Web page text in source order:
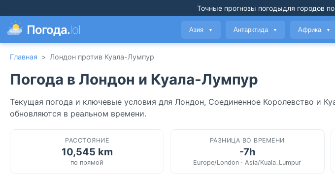
Точные прогнозы погодыдля городов
Погода.lol Азия ▼ Антарктида ▼ Африка ▼
Главная > Лондон против Куала-Лумпур
Погода в Лондон и Куала-Лумпур
Текущая погода и ключевые условия для Лондон, Соединенное Королевство и
обновляются в реальном времени.
РАССТОЯНИЕ
10,545 km
по прямой
РАЗНИЦА ВО ВРЕМЕНИ
-7h
Europe/London · Asia/Kuala_Lumpur